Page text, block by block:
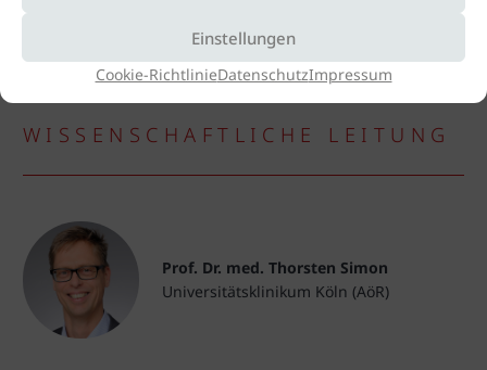
Einstellungen
Cookie-RichtlinieDatenschutzImpressum
WISSENSCHAFTLICHE LEITUNG
Prof. Dr. med. Thorsten Simon
Universitätsklinikum Köln (AöR)